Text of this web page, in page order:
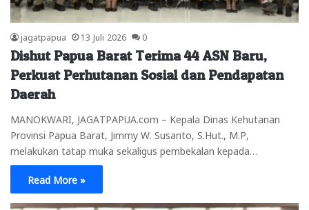
jagatpapua 13 Juli 2026 0
Dishut Papua Barat Terima 44 ASN Baru,
Perkuat Perhutanan Sosial dan Pendapatan
Daerah
MANOKWARI, JAGATPAPUA.com – Kepala Dinas Kehutanan
Provinsi Papua Barat, Jimmy W. Susanto, S.Hut., M.P,
melakukan tatap muka sekaligus pembekalan kepada…
Read More »